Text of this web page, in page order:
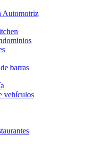
Automotriz
barras
vehículos